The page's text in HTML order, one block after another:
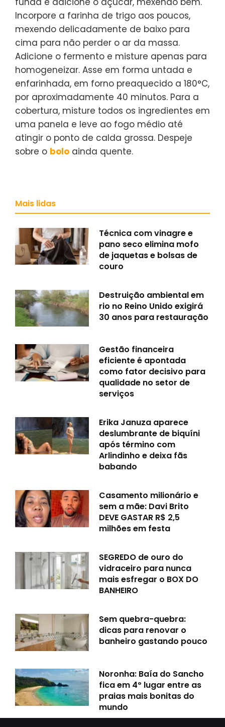
Incorpore a farinha de trigo aos poucos,
mexendo delicadamente de baixo para
cima para não perder o ar da massa.
Adicione o fermento e misture apenas para
homogeneizar. Asse em forma untada e
enfarinhada, em forno preaquecido a 180°C,
por aproximadamente 40 minutos. Para a
cobertura, misture todos os ingredientes em
uma panela e leve ao fogo médio até
atingir o ponto de calda grossa. Despeje
sobre o bolo ainda quente.
Mais lidas
Técnica com vinagre e
pano seco elimina mofo
de jaquetas e bolsas de
couro
Destruição ambiental em
rio no Reino Unido exigirá
30 anos para restauração
Gestão financeira
eficiente é apontada
como fator decisivo para
qualidade no setor de
serviços
Erika Januza aparece
deslumbrante de biquíni
após término com
Arlindinho e deixa fãs
babando
Casamento milionário e
sem a mãe: Davi Brito
DEVE GASTAR R$ 2,5
milhões em festa
SEGREDO de ouro do
vidraceiro para nunca
mais esfregar o BOX DO
BANHEIRO
Sem quebra-quebra:
dicas para renovar o
banheiro gastando pouco
Noronha: Baía do Sancho
fica em 4º lugar entre as
praias mais bonitas do
mundo